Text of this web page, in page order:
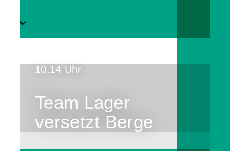
10.14 Uhr
Team Lager
versetzt Berge